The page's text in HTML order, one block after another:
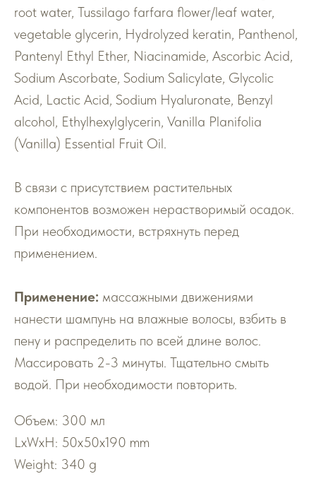
root water, Tussilago farfara flower/leaf water,
vegetable glycerin, Hydrolyzed keratin, Panthenol,
Pantenyl Ethyl Ether, Niacinamide, Ascorbic Acid,
Sodium Ascorbate, Sodium Salicylate, Glycolic
Acid, Lactic Acid, Sodium Hyaluronate, Benzyl
alcohol, Ethylhexylglycerin, Vanilla Planifolia
(Vanilla) Essential Fruit Oil.
В связи с присутствием растительных
компонентов возможен нерастворимый осадок.
При необходимости, встряхнуть перед
применением.
Применение: массажными движениями
нанести шампунь на влажные волосы, взбить в
пену и распределить по всей длине волос.
Массировать 2-3 минуты. Тщательно смыть
водой. При необходимости повторить.
Объем: 300 мл
LxWxH: 50x50x190 mm
Weight: 340 g